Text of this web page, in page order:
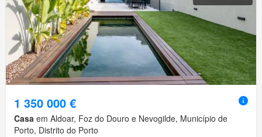
1 350 000 €
Casa em Aldoar, Foz do Douro e Nevogilde, Município de
Porto, Distrito do Porto